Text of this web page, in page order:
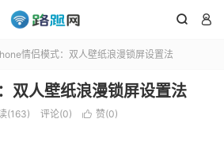
 
情侣模式：双人壁纸浪漫锁屏设置法
双人壁纸浪漫锁屏设置法
(163) 评论(0)  赞(0)